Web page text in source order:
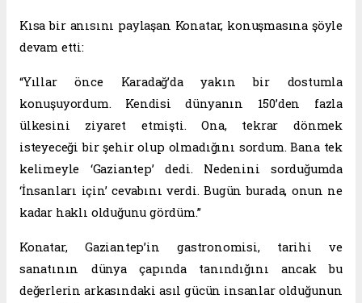
Kısa bir anısını paylaşan Konatar, konuşmasına şöyle
devam etti:
“Yıllar önce Karadağ’da yakın bir dostumla
konuşuyordum. Kendisi dünyanın 150’den fazla
ülkesini ziyaret etmişti. Ona, tekrar dönmek
isteyeceği bir şehir olup olmadığını sordum. Bana tek
kelimeyle ‘Gaziantep’ dedi. Nedenini sorduğumda
‘İnsanları için’ cevabını verdi. Bugün burada, onun ne
kadar haklı olduğunu gördüm.”
Konatar, Gaziantep’in gastronomisi, tarihi ve
sanatının dünya çapında tanındığını ancak bu
değerlerin arkasındaki asıl gücün insanlar olduğunun